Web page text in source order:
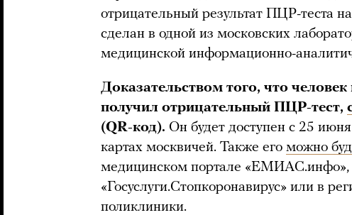
отрицательный результат ПЦР-теста
сделан в одной из московских
медицинской информационно-
Доказательством того, что
получил отрицательный ПЦР-тест,
(QR-код). Он будет доступен с 25
картах москвичей. Также его можно
медицинском портале «ЕМИАС.инфо»,
«Госуслуги.Стопкоронавирус» или в
поликлиники.